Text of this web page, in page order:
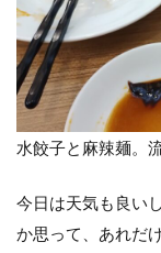
水餃子と麻辣麺。
今日は天気も良い
か思って、あれだ